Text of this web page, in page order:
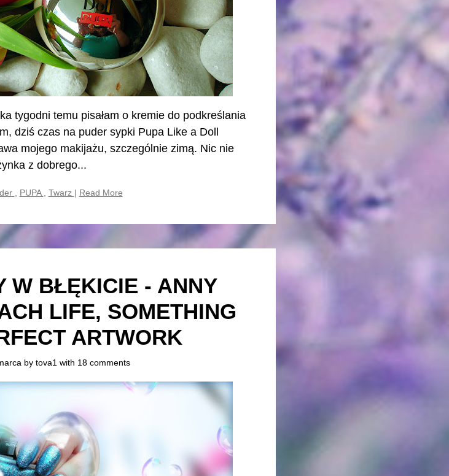
tygodni temu pisałam o kremie do podkreślania
dziś czas na puder sypki Pupa Like a Doll
mojego makijażu, szczególnie zimą. Nic nie
z dobrego...
PUPA Twarz | Read More
W BŁĘKICIE - ANNY
LIFE, SOMETHING
ARTWORK
by tova1 with 18 comments